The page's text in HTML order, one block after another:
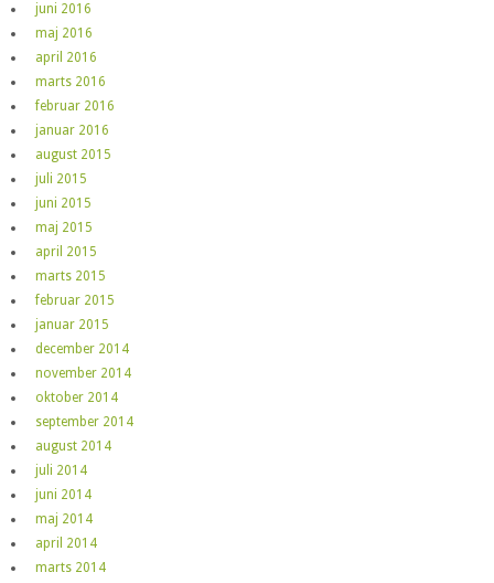
juni 2016
maj 2016
april 2016
marts 2016
februar 2016
januar 2016
august 2015
juli 2015
juni 2015
maj 2015
april 2015
marts 2015
februar 2015
januar 2015
december 2014
november 2014
oktober 2014
september 2014
august 2014
juli 2014
juni 2014
maj 2014
april 2014
marts 2014